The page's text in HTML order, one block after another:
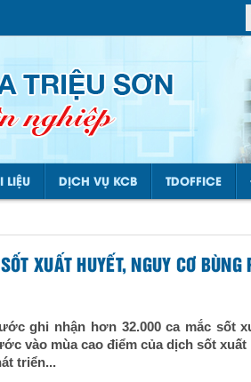
LIỆU DỊCH VỤ KCB TDOFFICE
XUẤT HUYẾT, NGUY CƠ BÙNG
ghi nhận hơn 32.000 ca mắc sốt
vào mùa cao điểm của dịch sốt
triển...